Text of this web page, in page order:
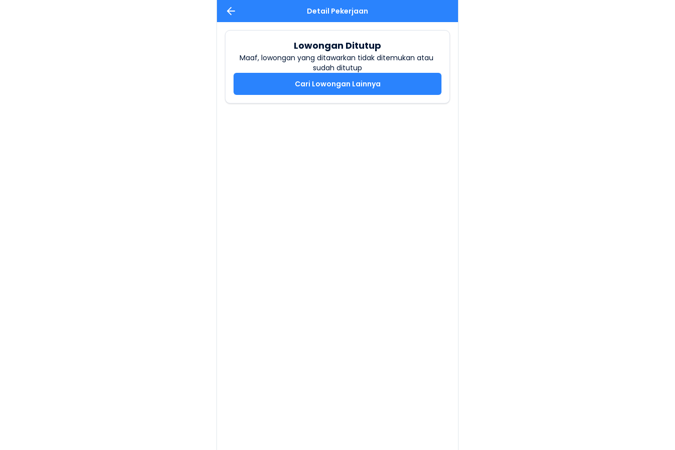
Detail Pekerjaan
Lowongan Ditutup
Maaf, lowongan yang ditawarkan tidak ditemukan atau
sudah ditutup
Cari Lowongan Lainnya